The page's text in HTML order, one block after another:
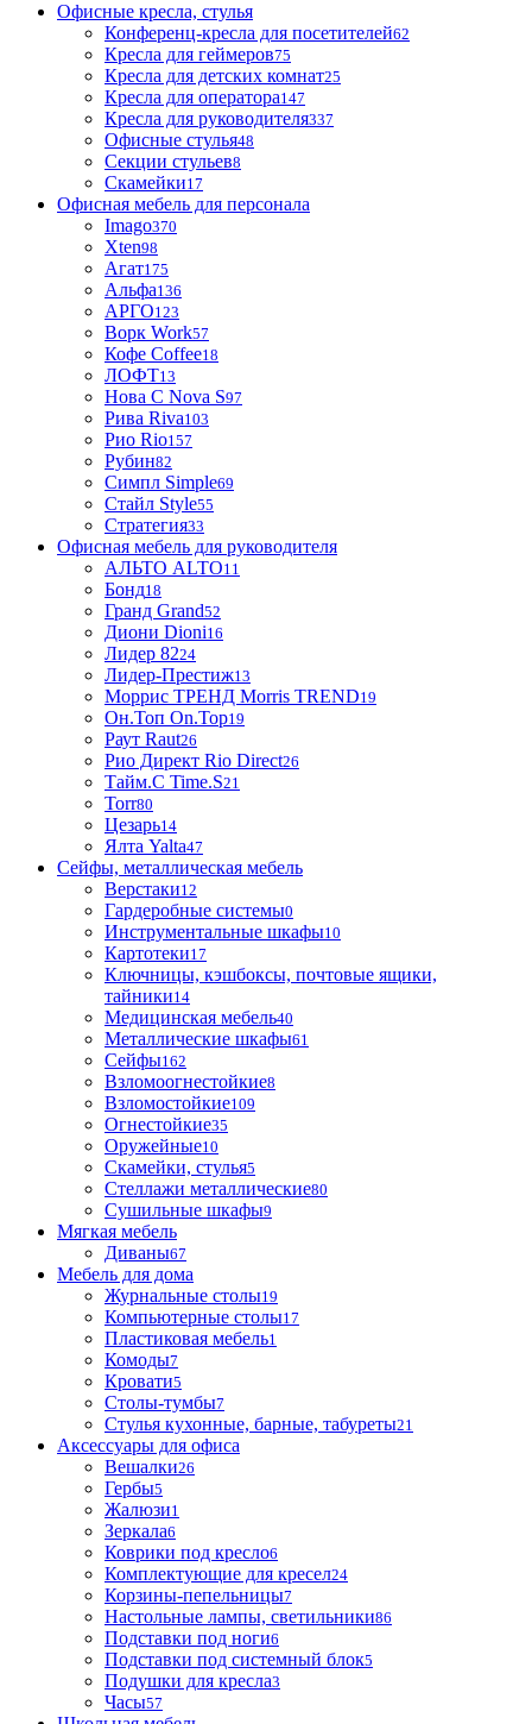
Офисные кресла, стулья
Конференц-кресла для посетителей62
Кресла для геймеров75
Кресла для детских комнат25
Кресла для оператора147
Кресла для руководителя337
Офисные стулья48
Секции стульев8
Скамейки17
Офисная мебель для персонала
Imago370
Xten98
Агат175
Альфа136
АРГО123
Ворк Work57
Кофе Coffee18
ЛОФТ13
Нова С Nova S97
Рива Riva103
Рио Rio157
Рубин82
Симпл Simple69
Стайл Style55
Стратегия33
Офисная мебель для руководителя
АЛЬТО ALTO11
Бонд18
Гранд Grand52
Диони Dioni16
Лидер 8224
Лидер-Престиж13
Моррис ТРЕНД Morris TREND19
Он.Топ On.Top19
Раут Raut26
Рио Директ Rio Direct26
Тайм.С Time.S21
Torr80
Цезарь14
Ялта Yalta47
Сейфы, металлическая мебель
Верстаки12
Гардеробные системы0
Инструментальные шкафы10
Картотеки17
Ключницы, кэшбоксы, почтовые ящики,
тайники14
Медицинская мебель40
Металлические шкафы61
Сейфы162
Взломоогнестойкие8
Взломостойкие109
Огнестойкие35
Оружейные10
Скамейки, стулья5
Стеллажи металлические80
Сушильные шкафы9
Мягкая мебель
Диваны67
Мебель для дома
Журнальные столы19
Компьютерные столы17
Пластиковая мебель1
Комоды7
Кровати5
Столы-тумбы7
Стулья кухонные, барные, табуреты21
Аксессуары для офиса
Вешалки26
Гербы5
Жалюзи1
Зеркала6
Коврики под кресло6
Комплектующие для кресел24
Корзины-пепельницы7
Настольные лампы, светильники86
Подставки под ноги6
Подставки под системный блок5
Подушки для кресла3
Часы57